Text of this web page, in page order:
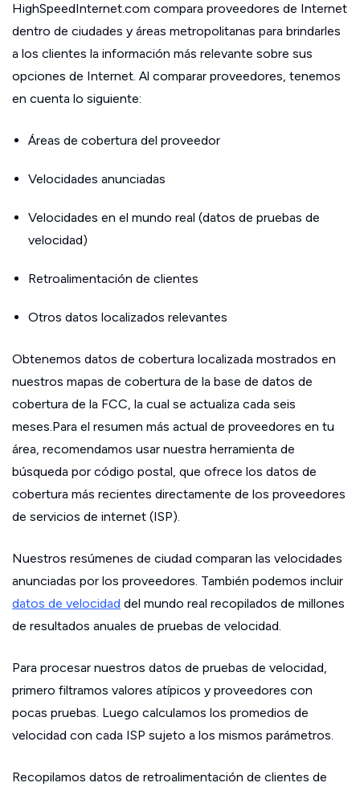
HighSpeedInternet.com compara proveedores de Internet
dentro de ciudades y áreas metropolitanas para brindarles
a los clientes la información más relevante sobre sus
opciones de Internet. Al comparar proveedores, tenemos
en cuenta lo siguiente:
Áreas de cobertura del proveedor
Velocidades anunciadas
Velocidades en el mundo real (datos de pruebas de
velocidad)
Retroalimentación de clientes
Otros datos localizados relevantes
Obtenemos datos de cobertura localizada mostrados en
nuestros mapas de cobertura de la base de datos de
cobertura de la FCC, la cual se actualiza cada seis
meses.Para el resumen más actual de proveedores en tu
área, recomendamos usar nuestra herramienta de
búsqueda por código postal, que ofrece los datos de
cobertura más recientes directamente de los proveedores
de servicios de internet (ISP).
Nuestros resúmenes de ciudad comparan las velocidades
anunciadas por los proveedores. También podemos incluir
datos de velocidad del mundo real recopilados de millones
de resultados anuales de pruebas de velocidad.
Para procesar nuestros datos de pruebas de velocidad,
primero filtramos valores atípicos y proveedores con
pocas pruebas. Luego calculamos los promedios de
velocidad con cada ISP sujeto a los mismos parámetros.
Recopilamos datos de retroalimentación de clientes de